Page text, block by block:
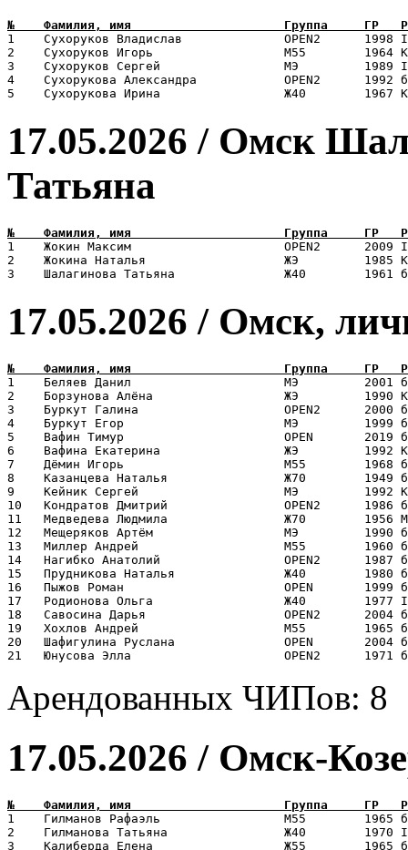
1    Сухоруков Владислав              OPEN2
2    Сухоруков Игорь                  М55
3    Сухоруков Сергей                 МЭ
4    Сухорукова Александра            OPEN2
17.05.2026 / Омск
Татьяна
1    Жокин Максим                     OPEN2
2    Жокина Наталья                   ЖЭ
17.05.2026 / Омск,
1    Беляев Данил                     МЭ
2    Борзунова Алёна                  ЖЭ
3    Буркут Галина                    OPEN2
4    Буркут Егор                      МЭ
5    Вафин Тимур                      OPEN
6    Вафина Екатерина                 ЖЭ
7    Дёмин Игорь                      М55
8    Казанцева Наталья                Ж70
9    Кейник Сергей                    МЭ
10   Кондратов Дмитрий                OPEN2
11   Медведева Людмила                Ж70
12   Мещеряков Артём                  МЭ
13   Миллер Андрей                    М55
14   Нагибко Анатолий                 OPEN2
15   Прудникова Наталья               Ж40
16   Пыжов Роман                      OPEN
17   Родионова Ольга                  Ж40
18   Савосина Дарья                   OPEN2
19   Хохлов Андрей                    М55
20   Шафигулина Руслана               OPEN
Арендованных ЧИПов: 8
17.05.2026 / Омск-
1    Гилманов Рафаэль                 М55
2    Гилманова Татьяна                Ж40